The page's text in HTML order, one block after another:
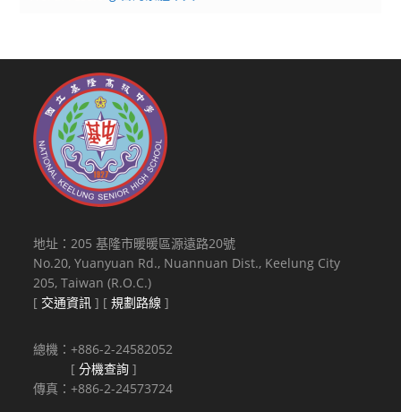
地址：205 基隆市暖暖區源遠路20號
No.20, Yuanyuan Rd., Nuannuan Dist., Keelung City
205, Taiwan (R.O.C.)
[ 交通資訊 ] [規劃路線 ]
總機：+886-2-24582052
[分機查詢 ]
傳真：+886-2-24573724